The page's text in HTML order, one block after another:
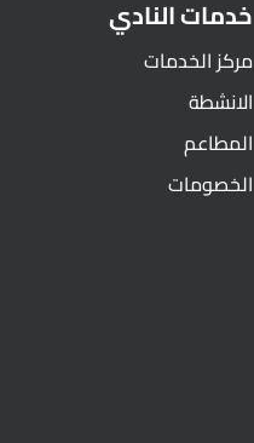
خدمات النادي
مركز الخدمات
الانشطة
المطاعم
الخصومات